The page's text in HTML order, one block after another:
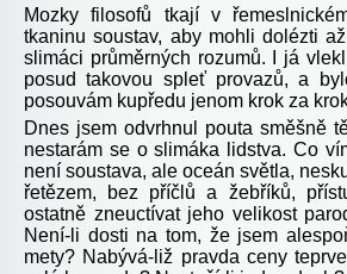
Mozky filosofů tkají v
tkaninu soustav, aby mohli dolézti
slimáci průměrných rozumů. I já
posud takovou spleť provazů, a
posouvám kupředu jenom krok za
Dnes jsem odvrhnul pouta směšně
nestarám se o slimáka lidstva. Co
není soustava, ale oceán světla,
řetězem, bez příčlů a žebříků,
ostatně zneuctívat jeho velikost
Není-li dosti na tom, že jsem
mety? Nabývá-liž pravda ceny